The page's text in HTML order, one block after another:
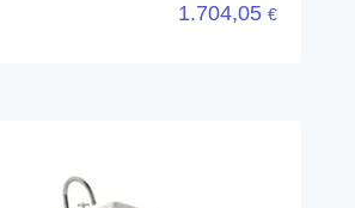
1.704,05 €